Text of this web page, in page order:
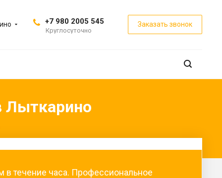
+7 980 2005 545
Круглосуточно
Заказать звонок
Лыткарино
в течение часа. Профессиональное